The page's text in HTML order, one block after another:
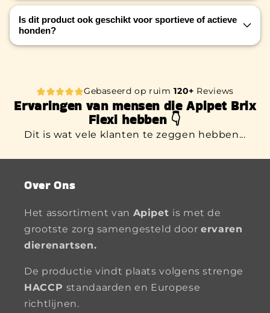
Veel baasjes merken binnen enkele weken
verbetering in mobiliteit en comfort.
Is dit product ook geschikt voor sportieve of actieve
honden?
Gebaseerd op ruim120+ Reviews
Ervaringen van mensen die Apipet Brix
Flexi hebben 👇
Dit is wat vele klanten te zeggen hebben...
Over Ons
Het assortiment van Apipet is met de
grootste zorg samengesteld doorervaren
dierenartsen.
De productie vindt plaats volgens strenge
HACCP standaarden en Europese
richtlijnen.